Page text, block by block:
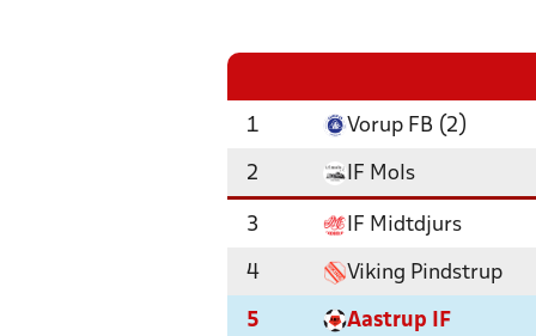
1 Vorup FB (2)
2 IF Mols
3 IF Midtdjurs
4 Viking Pindstrup
5 Aastrup IF